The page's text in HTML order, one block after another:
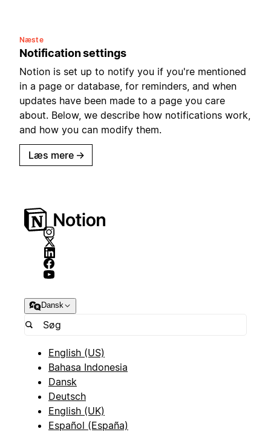
Næste
Notification settings
Notion is set up to notify you if you're mentioned
in a page or database, for reminders, and when
updates have been made to a page you care
about. Below, we describe how notifications work,
and how you can modify them.
Læs mere →
Dansk
English (US)
Bahasa Indonesia
Dansk
Deutsch
English (UK)
Español (España)